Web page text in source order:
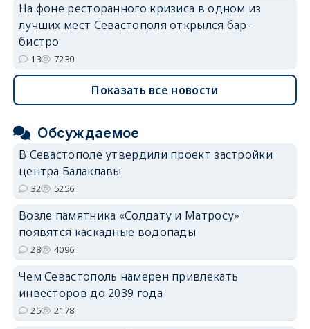
На фоне ресторанного кризиса в одном из
лучших мест Севастополя открылся бар-
бистро
13 7230
Показать все новости
Обсуждаемое
В Севастополе утвердили проект застройки
центра Балаклавы
32 5256
Возле памятника «Солдату и Матросу»
появятся каскадные водопады
28 4096
Чем Севастополь намерен привлекать
инвесторов до 2039 года
25 2178